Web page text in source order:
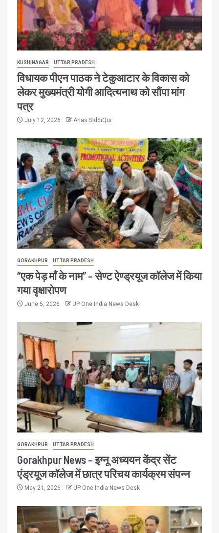
KUSHINAGAR UTTAR PRADESH
विधायक पीएन पाठक ने टेकुआटार के विकास को
लेकर मुख्यमंत्री योगी आदित्यनाथ को सौंपा मांग
पत्र
July 12, 2026 Anas SiddiQui
GORAKHPUR UTTAR PRADESH
“एक पेड़ माँ के नाम” – सेण्ट ऐण्ड्रयूज कॉलेज में किया
गया वृक्षारोपण
June 5, 2026 UP One India News Desk
GORAKHPUR UTTAR PRADESH
Gorakhpur News – इग्नू अध्ययन केंद्र सेंट
एंड्रयूज कॉलेज में छात्र परिचय कार्यक्रम संपन्न
May 21, 2026 UP One India News Desk